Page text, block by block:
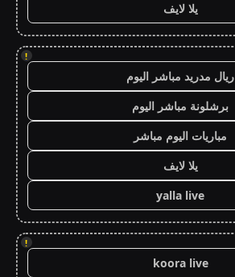
يلا لايف
!
ريال مدريد مباشر اليوم
برشلونة مباشر اليوم
مباريات اليوم مباشر
يلا لايف
yalla live
!
koora live